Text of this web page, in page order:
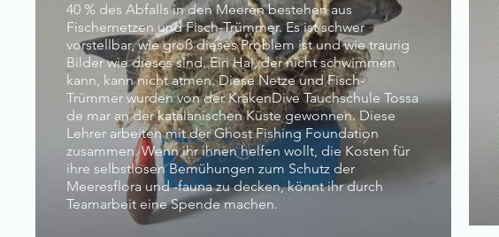
40 % des Abfalls in den Meeren bestehen aus
Fischernetzen und Fisch-Trümmer. Es ist schwer
vorstellbar, wie groß dieses Problem ist und wie traurig
Bilder wie dieses sind. Ein Hai, der nicht schwimmen
kann, kann nicht atmen. Diese Netze und Fisch-
Trümmer wurden von der KrakenDive Tauchschule Tossa
de mar an der katalanischen Küste gewonnen. Diese
Lehrer arbeiten mit der Ghost Fishing Foundation
zusammen. Wenn ihr ihnen helfen wollt, die Kosten für
ihre selbstlosen Bemühungen zum Schutz der
Meeresflora und -fauna zu decken, könnt ihr durch
Teamarbeit eine Spende machen.